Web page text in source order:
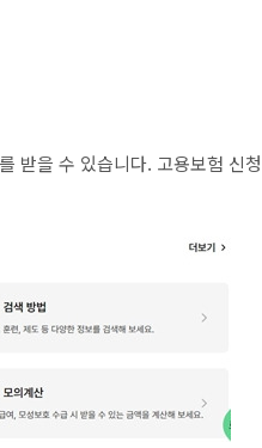
받을 수 있습니다. 고용보험 신청